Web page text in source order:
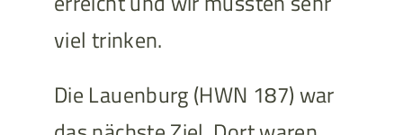
viel trinken.
Die Lauenburg (HWN 187) war